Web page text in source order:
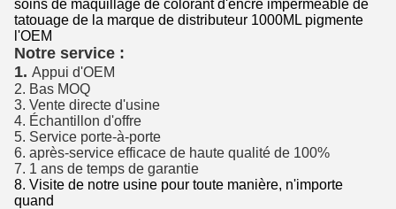
soins de maquillage de colorant d'encre imperméable de
tatouage de la marque de distributeur 1000ML pigmente
l'OEM
Notre service :
1. Appui d'OEM
2. Bas MOQ
3. Vente directe d'usine
4. Échantillon d'offre
5. Service porte-à-porte
6. après-service efficace de haute qualité de 100%
7. 1 ans de temps de garantie
8. Visite de notre usine pour toute manière, n'importe
quand